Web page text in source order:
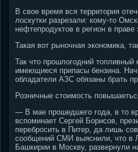
В свое время вся территория
лоскутки разрезали: кому-то
нефтепродуктов в регион в
Такая вот рыночная экономика,
Так что прошлогодний топливный
имеющиеся припасы бензина.
обладатели АЗС обязаны брать
Розничные стоимость
— В мае прошедшего года, в то
вспоминает Сергей Борисов,
перебросить в Питер, да лишь
сообщений СМИ выяснили, что в
Башкирии в Москву, развернули